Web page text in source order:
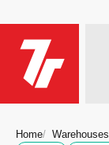
Home Warehouses